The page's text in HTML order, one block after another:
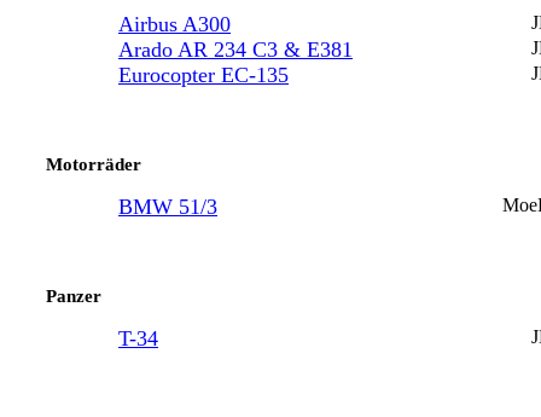
Airbus A300
Arado AR 234 C3 & E381
Eurocopter EC-135
Motorräder
BMW 51/3
Panzer
T-34